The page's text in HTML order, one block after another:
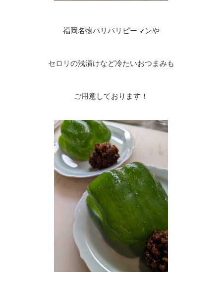
福岡名物パリパリピーマンや
セロリの浅漬けなど冷たいおつまみも
ご用意しております！